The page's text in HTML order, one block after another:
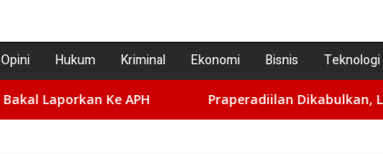
Opini Hukum Kriminal Ekonomi Bisnis Teknologi
Praperadiilan Dikabulkan, Lsm LIRA: Hentikan